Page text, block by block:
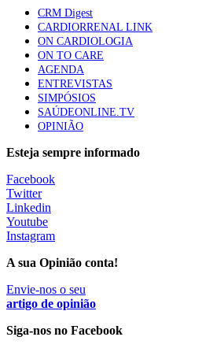
Quase quatro em cada
apresentavam níveis
87 visualizações
Trodelvy aprovado para
mama triplo negativo
61 visualizações
MAIS NOTÍCIAS
Quase 11.900 jovens recorreram aos
nutricionista no primeiro mês
ULS de Coimbra estreia cirurgia
apoio robótico em Portugal
CRM Digest
CARDIORRENAL LINK
ON CARDIOLOGIA
ON TO CARE
AGENDA
ENTREVISTAS
SIMPÓSIOS
SAÚDEONLINE.TV
OPINIÃO
Esteja sempre informado
Facebook
Twitter
Linkedin
Youtube
Instagram
A sua Opinião conta!
Envie-nos o seu
artigo de opinião
Siga-nos no Facebook